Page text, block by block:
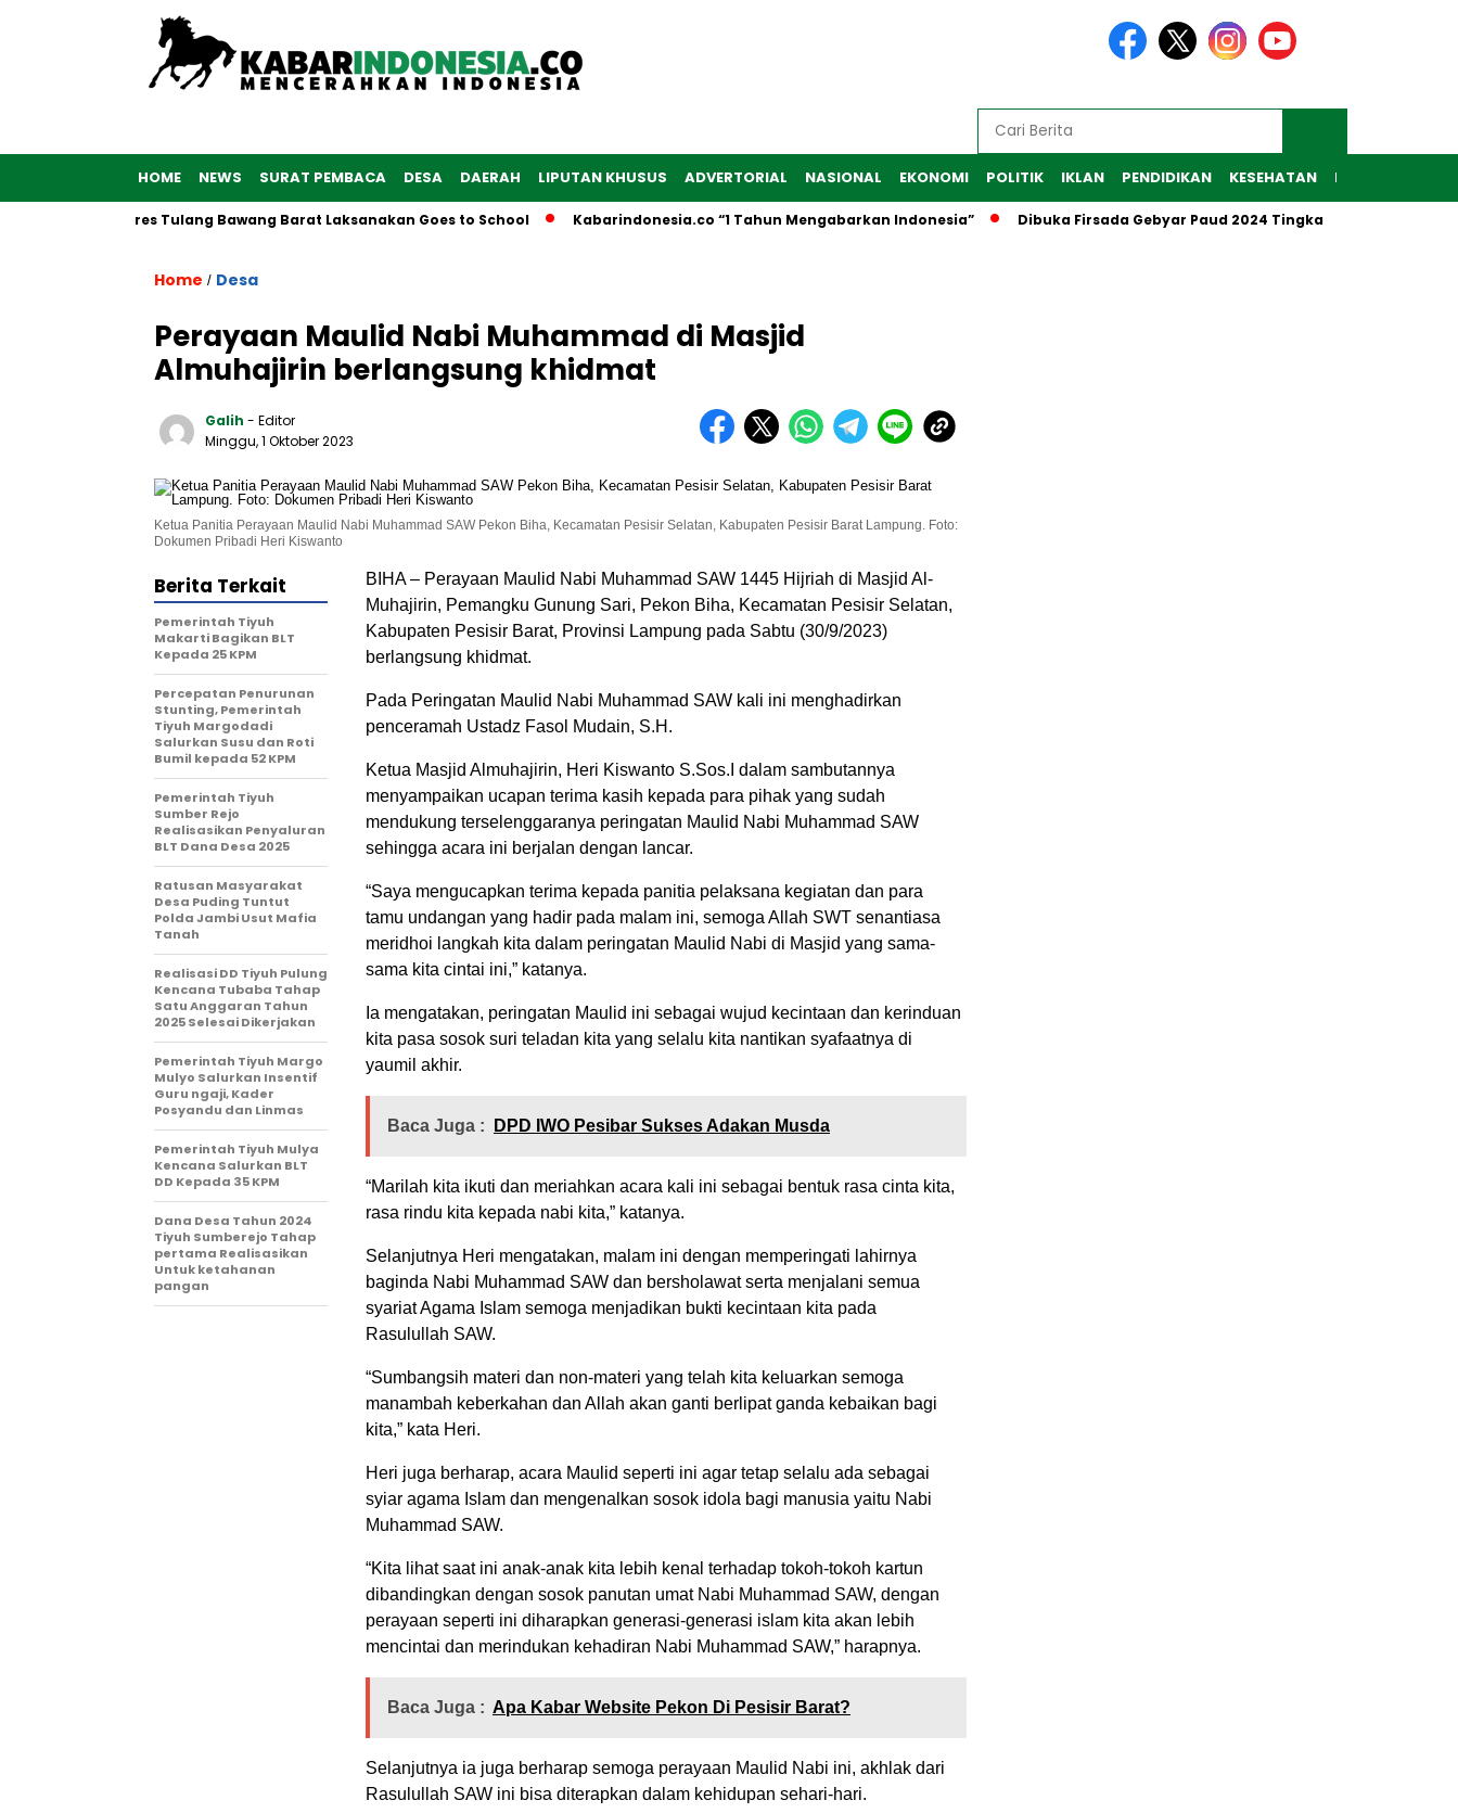
HOME NEWS SURAT PEMBACA DESA DAERAH LIPUTAN KHUSUS ADVERTORIAL NASIONAL EKONOMI POLITIK IKLAN PENDIDIKAN KESEHATAN RAGAM
Polwan Polres Tulang Bawang Barat Laksanakan Goes to School Kabarindonesia.co “1 Tahun Mengabarkan Indonesia” Dibuka Firsada Gebyar Paud 2024 Tingkat Kabupaten Tubaba
Home / Desa
Perayaan Maulid Nabi Muhammad di Masjid
Almuhajirin berlangsung khidmat
Galih - Editor
Minggu, 1 Oktober 2023
Ketua Panitia Perayaan Maulid Nabi Muhammad SAW Pekon Biha, Kecamatan Pesisir Selatan, Kabupaten Pesisir Barat Lampung. Foto:
Dokumen Pribadi Heri Kiswanto
BIHA – Perayaan Maulid Nabi Muhammad SAW 1445 Hijriah di Masjid Al-
Muhajirin, Pemangku Gunung Sari, Pekon Biha, Kecamatan Pesisir Selatan,
Kabupaten Pesisir Barat, Provinsi Lampung pada Sabtu (30/9/2023)
berlangsung khidmat.
Pada Peringatan Maulid Nabi Muhammad SAW kali ini menghadirkan
penceramah Ustadz Fasol Mudain, S.H.
Ketua Masjid Almuhajirin, Heri Kiswanto S.Sos.I dalam sambutannya
menyampaikan ucapan terima kasih kepada para pihak yang sudah
mendukung terselenggaranya peringatan Maulid Nabi Muhammad SAW
sehingga acara ini berjalan dengan lancar.
“Saya mengucapkan terima kepada panitia pelaksana kegiatan dan para
tamu undangan yang hadir pada malam ini, semoga Allah SWT senantiasa
meridhoi langkah kita dalam peringatan Maulid Nabi di Masjid yang sama-
sama kita cintai ini,” katanya.
Ia mengatakan, peringatan Maulid ini sebagai wujud kecintaan dan kerinduan
kita pasa sosok suri teladan kita yang selalu kita nantikan syafaatnya di
yaumil akhir.
Baca Juga : DPD IWO Pesibar Sukses Adakan Musda
“Marilah kita ikuti dan meriahkan acara kali ini sebagai bentuk rasa cinta kita,
rasa rindu kita kepada nabi kita,” katanya.
Selanjutnya Heri mengatakan, malam ini dengan memperingati lahirnya
baginda Nabi Muhammad SAW dan bersholawat serta menjalani semua
syariat Agama Islam semoga menjadikan bukti kecintaan kita pada
Rasulullah SAW.
“Sumbangsih materi dan non-materi yang telah kita keluarkan semoga
manambah keberkahan dan Allah akan ganti berlipat ganda kebaikan bagi
kita,” kata Heri.
Heri juga berharap, acara Maulid seperti ini agar tetap selalu ada sebagai
syiar agama Islam dan mengenalkan sosok idola bagi manusia yaitu Nabi
Muhammad SAW.
“Kita lihat saat ini anak-anak kita lebih kenal terhadap tokoh-tokoh kartun
dibandingkan dengan sosok panutan umat Nabi Muhammad SAW, dengan
perayaan seperti ini diharapkan generasi-generasi islam kita akan lebih
mencintai dan merindukan kehadiran Nabi Muhammad SAW,” harapnya.
Baca Juga : Apa Kabar Website Pekon Di Pesisir Barat?
Selanjutnya ia juga berharap semoga perayaan Maulid Nabi ini, akhlak dari
Rasulullah SAW ini bisa diterapkan dalam kehidupan sehari-hari.
Berita Terkait
Pemerintah Tiyuh
Makarti Bagikan BLT
Kepada 25 KPM
Percepatan Penurunan
Stunting, Pemerintah
Tiyuh Margodadi
Salurkan Susu dan Roti
Bumil kepada 52 KPM
Pemerintah Tiyuh
Sumber Rejo
Realisasikan Penyaluran
BLT Dana Desa 2025
Ratusan Masyarakat
Desa Puding Tuntut
Polda Jambi Usut Mafia
Tanah
Realisasi DD Tiyuh Pulung
Kencana Tubaba Tahap
Satu Anggaran Tahun
2025 Selesai Dikerjakan
Pemerintah Tiyuh Margo
Mulyo Salurkan Insentif
Guru ngaji, Kader
Posyandu dan Linmas
Pemerintah Tiyuh Mulya
Kencana Salurkan BLT
DD Kepada 35 KPM
Dana Desa Tahun 2024
Tiyuh Sumberejo Tahap
pertama Realisasikan
Untuk ketahanan
pangan